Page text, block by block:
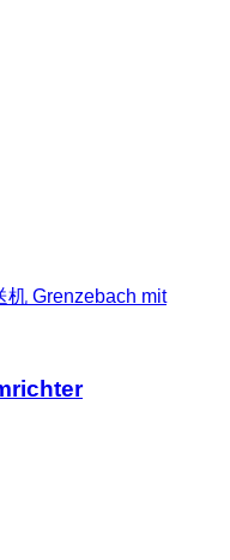
机 Grenzebach mit